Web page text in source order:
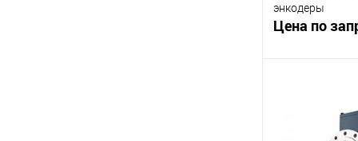
энкодеры
Цена по
В